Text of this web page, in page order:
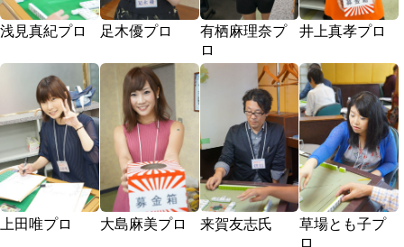
浅見真紀プロ 足木優プロ
有栖麻理奈プ
ロ
井上真孝プロ
上田唯プロ 大島麻美プロ 来賀友志氏
草場とも子プ
ロ